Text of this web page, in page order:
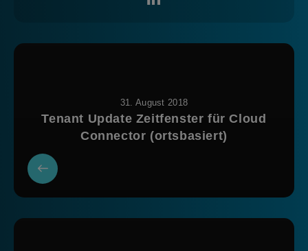
31. August 2018
Tenant Update Zeitfenster für Cloud
Connector (ortsbasiert)